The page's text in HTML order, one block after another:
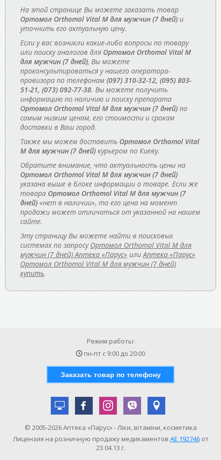
На этой странице Вы можете заказать товар
Ортомол Orthomol Vital M для мужчин (7 дней) и
уточнить его актуальную цену.
Если у вас возникли какие-либо вопросы по товару
или поиску аналогов для Ортомол Orthomol Vital M
для мужчин (7 дней), Вы можете
проконсультироваться у нашего оператора-
провизора по телефонам (097) 310-32-12, (095) 803-
51-21, (073) 092-77-38. Вы можете получить
информацию по наличию и поиску препарата
Ортомол Orthomol Vital M для мужчин (7 дней) по
самым низким ценам, его стоимости и срокам
доставки в Ваш город.
Также мы можем доставить Ортомол Orthomol Vital
M для мужчин (7 дней) курьером по Киеву.
Обратите внимание, что актуальность цены на
Ортомол Orthomol Vital M для мужчин (7 дней)
указана выше в блоке информации о товаре. Если же
товара Ортомол Orthomol Vital M для мужчин (7
дней) «нет в наличии», то его цена на момент
продажи может отличаться от указанной на нашем
сайте.
Эту страницу Вы можете найти в поисковых
системах по запросу Ортомол Orthomol Vital M для
мужчин (7 дней) Аптека «Парус» илиАптека «Парус»
Ортомол Orthomol Vital M для мужчин (7 дней)
купить.
Режим работы:
пн-пт с 9:00 до 20:00
Заказать товар по телефону
© 2005-2026 Аптека «Парус» - Ліки, вітаміни, косметика
Лицензия на розничную продажу медикаментов АE 192746от
23.04.13 г.